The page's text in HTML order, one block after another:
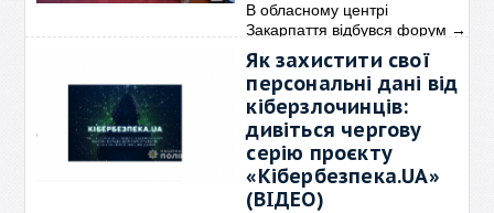
В обласному центрі
Закарпаття відбувся форум →
Як захистити свої
персональні дані від
кіберзлочинців:
дивіться чергову
серію проєкту
«Кібербезпека.UA»
(ВІДЕО)